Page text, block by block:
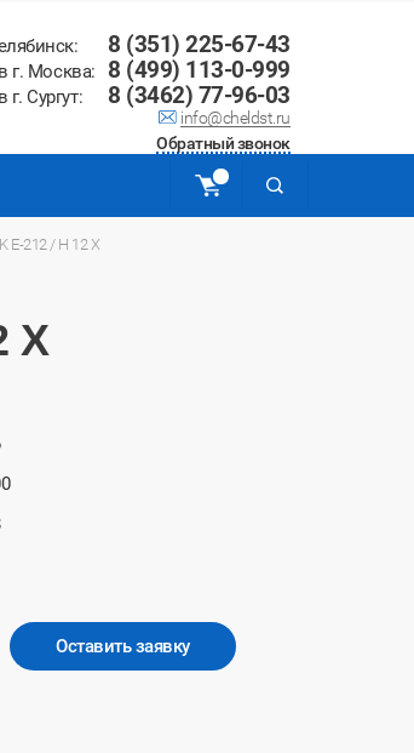
8 (351) 225-67-43
г. Москва: 8 (499) 113-0-999
г. Сургут: 8 (3462) 77-96-03
info@cheldst.ru
Обратный звонок
E-212 / H 12 X
X
Оставить заявку